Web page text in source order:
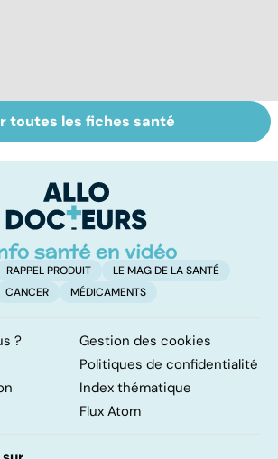
BPCO, la
bronchite du
toutes les fiches santé
RAPPEL PRODUIT
LE MAG DE LA SANTÉ
CANCER
MÉDICAMENTS
?
Gestion des cookies
Politiques de confidentialité
Index thématique
Flux Atom